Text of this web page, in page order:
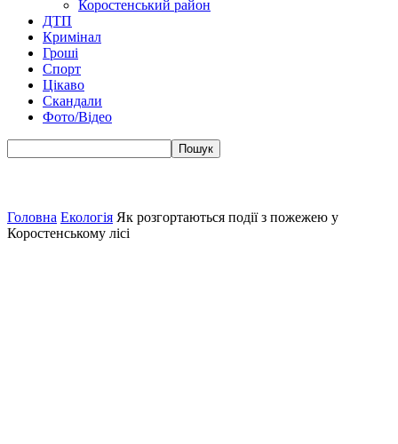
Коростенський район
ДТП
Кримінал
Гроші
Спорт
Цікаво
Скандали
Фото/Відео
Головна Екологія Як розгортаються події з пожежею у
Коростенському лісі